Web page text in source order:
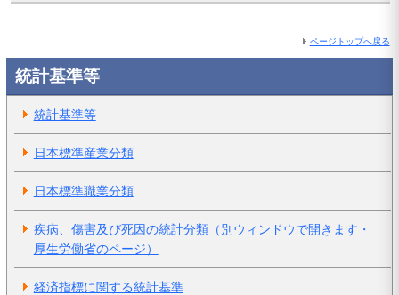
ページトップへ戻る
統計基準等
統計基準等
日本標準産業分類
日本標準職業分類
疾病、傷害及び死因の統計分類（別ウィンドウで開きます・
厚生労働省のページ）
経済指標に関する統計基準